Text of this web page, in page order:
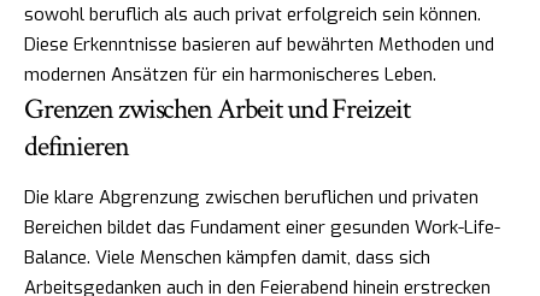
sowohl beruflich als auch privat erfolgreich sein können.
Diese Erkenntnisse basieren auf bewährten Methoden und
modernen Ansätzen für ein harmonischeres Leben.
Grenzen zwischen Arbeit und Freizeit
definieren
Die klare Abgrenzung zwischen beruflichen und privaten
Bereichen bildet das Fundament einer gesunden Work-Life-
Balance. Viele Menschen kämpfen damit, dass sich
Arbeitsgedanken auch in den Feierabend hinein erstrecken